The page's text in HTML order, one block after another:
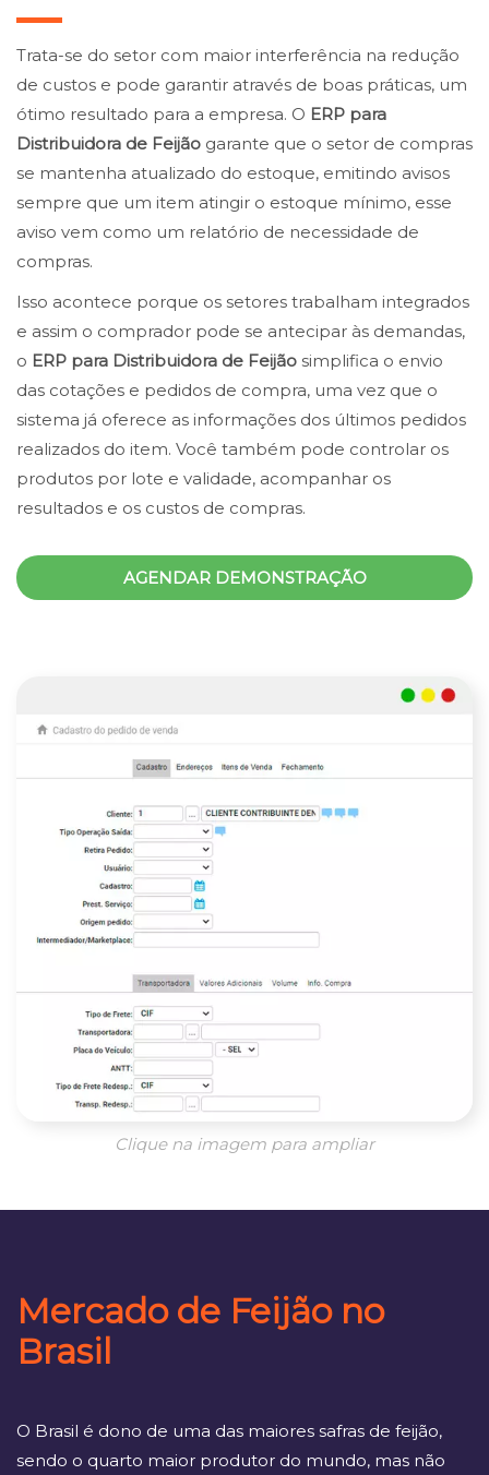
Trata-se do setor com maior interferência na redução
de custos e pode garantir através de boas práticas, um
ótimo resultado para a empresa. O ERP para
Distribuidora de Feijão garante que o setor de compras
se mantenha atualizado do estoque, emitindo avisos
sempre que um item atingir o estoque mínimo, esse
aviso vem como um relatório de necessidade de
compras.
Isso acontece porque os setores trabalham integrados
e assim o comprador pode se antecipar às demandas,
o ERP para Distribuidora de Feijão simplifica o envio
das cotações e pedidos de compra, uma vez que o
sistema já oferece as informações dos últimos pedidos
realizados do item. Você também pode controlar os
produtos por lote e validade, acompanhar os
resultados e os custos de compras.
AGENDAR DEMONSTRAÇÃO
Clique na imagem para ampliar
Mercado de Feijão no
Brasil
O Brasil é dono de uma das maiores safras de feijão,
sendo o quarto maior produtor do mundo, mas não